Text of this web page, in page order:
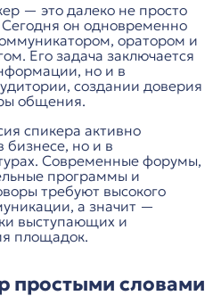
— это далеко не просто
он одновременно
оратором и
Его задача заключается
но и в
создании доверия
общения.
спикера активно
бизнесе, но и в
Современные форумы,
программы и
требуют высокого
а значит —
выступающих и
площадок.
простыми словами